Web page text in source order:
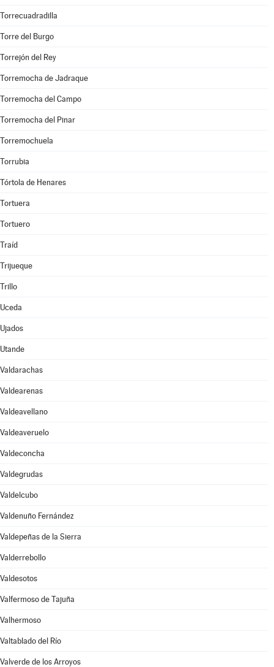
Torrecuadradilla
Torre del Burgo
Torrejón del Rey
Torremocha de Jadraque
Torremocha del Campo
Torremocha del Pinar
Torremochuela
Torrubia
Tórtola de Henares
Tortuera
Tortuero
Traíd
Trijueque
Trillo
Uceda
Ujados
Utande
Valdarachas
Valdearenas
Valdeavellano
Valdeaveruelo
Valdeconcha
Valdegrudas
Valdelcubo
Valdenuño Fernández
Valdepeñas de la Sierra
Valderrebollo
Valdesotos
Valfermoso de Tajuña
Valhermoso
Valtablado del Río
Valverde de los Arroyos